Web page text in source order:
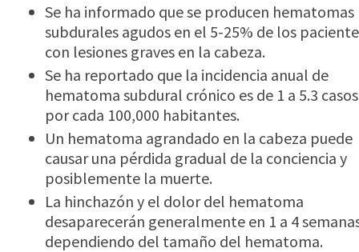
Se ha informado que se producen hematomas
subdurales agudos en el 5-25% de los
con lesiones graves en la cabeza.
Se ha reportado que la incidencia anual de
hematoma subdural crónico es de 1 a 5.3 casos
por cada 100,000 habitantes.
Un hematoma agrandado en la cabeza puede
causar una pérdida gradual de la conciencia y
posiblemente la muerte.
La hinchazón y el dolor del hematoma
desaparecerán generalmente en 1 a 4
dependiendo del tamaño del hematoma.